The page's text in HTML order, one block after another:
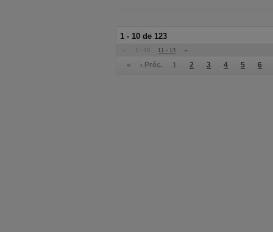
1 - 10 de 123
« 1 - 10 11 - 13 »
« ‹ Préc. 1 2 3 4 5 6